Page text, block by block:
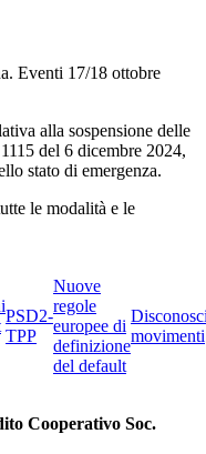
Eventi 17/18 ottobre
alla sospensione delle
del 6 dicembre 2024,
stato di emergenza.
le modalità e le
PSD2-
TPP
Nuove
regole
europee di
definizione
del default
movimenti
Cooperativo Soc.